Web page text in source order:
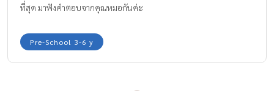
ที่สุด มาฟังคำตอบจากคุณหมอกันค่ะ
Pre-School 3-6 y